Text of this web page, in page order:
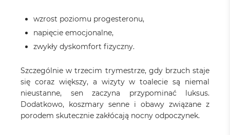
wzrost poziomu progesteronu,
napięcie emocjonalne,
zwykły dyskomfort fizyczny.
Szczególnie w trzecim trymestrze, gdy brzuch staje
się coraz większy, a wizyty w toalecie są niemal
nieustanne, sen zaczyna przypominać luksus.
Dodatkowo, koszmary senne i obawy związane z
porodem skutecznie zakłócają nocny odpoczynek.